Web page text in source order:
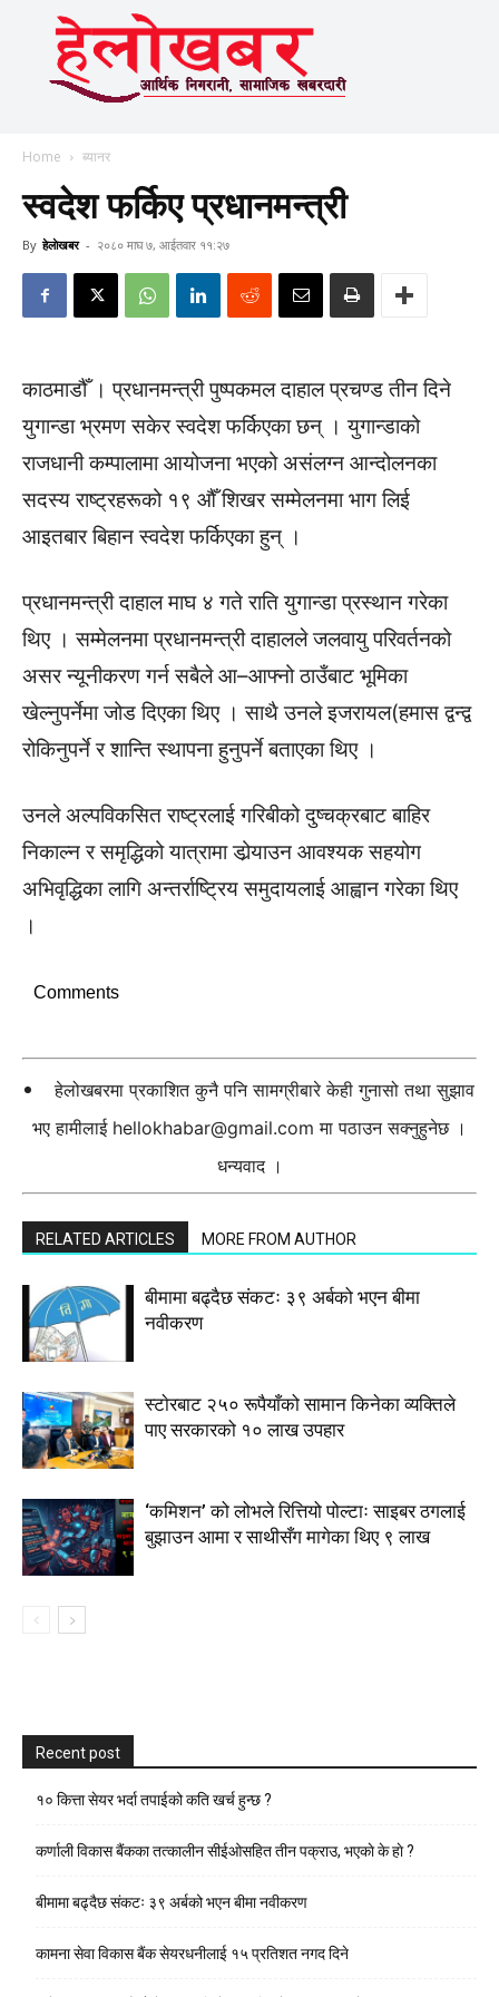
Home ब्यानर
स्वदेश फर्किए प्रधानमन्त्री
By हेलाेखबर - २०८० माघ ७, आईतवार ११:२७
काठमाडौँ । प्रधानमन्त्री पुष्पकमल दाहाल प्रचण्ड तीन दिने
युगान्डा भ्रमण सकेर स्वदेश फर्किएका छन् । युगान्डाको
राजधानी कम्पालामा आयोजना भएको असंलग्न आन्दोलनका
सदस्य राष्ट्रहरूको १९ औँ शिखर सम्मेलनमा भाग लिई
आइतबार बिहान स्वदेश फर्किएका हुन् ।
प्रधानमन्त्री दाहाल माघ ४ गते राति युगान्डा प्रस्थान गरेका
थिए । सम्मेलनमा प्रधानमन्त्री दाहालले जलवायु परिवर्तनको
असर न्यूनीकरण गर्न सबैले आ–आफ्नो ठाउँबाट भूमिका
खेल्नुपर्नेमा जोड दिएका थिए । साथै उनले इजरायल(हमास द्वन्द्व
रोकिनुपर्ने र शान्ति स्थापना हुनुपर्ने बताएका थिए ।
उनले अल्पविकसित राष्ट्रलाई गरिबीको दुष्चक्रबाट बाहिर
निकाल्न र समृद्धिको यात्रामा डोर्‍याउन आवश्यक सहयोग
अभिवृद्धिका लागि अन्तर्राष्ट्रिय समुदायलाई आह्वान गरेका थिए
।
Comments
हेलोखबरमा प्रकाशित कुनै पनि सामग्रीबारे केही गुनासो तथा सुझाव
भए हामीलाई hellokhabar@gmail.com मा पठाउन सक्नुहुनेछ ।
धन्यवाद ।
RELATED ARTICLES MORE FROM AUTHOR
बीमामा बढ्दैछ संकटः ३९ अर्बको भएन बीमा
नवीकरण
स्टाेरबाट २५० रूपैयाँको सामान किनेका व्यक्तिले
पाए सरकारको १० लाख उपहार
‘कमिशन’ को लोभले रित्तियो पोल्टाः साइबर ठगलाई
बुझाउन आमा र साथीसँग मागेका थिए ९ लाख
Recent post
१० कित्ता सेयर भर्दा तपाईको कति खर्च हुन्छ ?
कर्णाली विकास बैंकका तत्कालीन सीईओसहित तीन पक्राउ, भएकाे के हाे ?
बीमामा बढ्दैछ संकटः ३९ अर्बको भएन बीमा नवीकरण
कामना सेवा विकास बैंक सेयरधनीलाई १५ प्रतिशत नगद दिने